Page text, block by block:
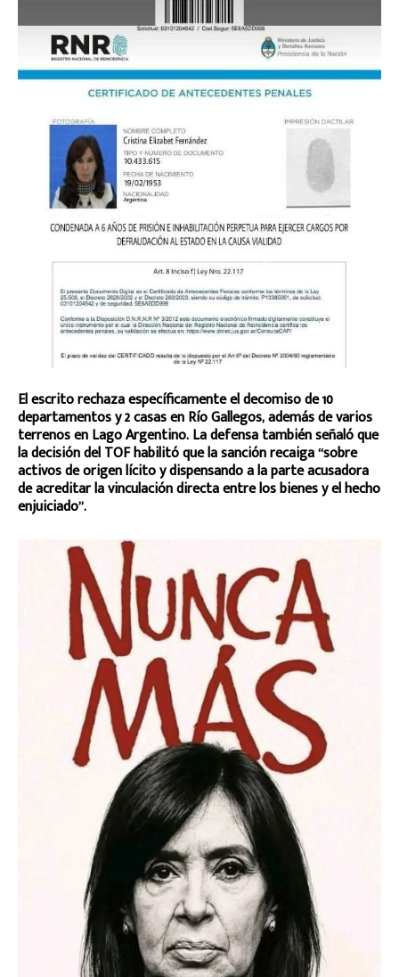
El escrito rechaza específicamente el decomiso de 10
departamentos y 2 casas en Río Gallegos, además de varios
terrenos en Lago Argentino. La defensa también señaló que
la decisión del TOF habilitó que la sanción recaiga “sobre
activos de origen lícito y dispensando a la parte acusadora
de acreditar la vinculación directa entre los bienes y el hecho
enjuiciado”.